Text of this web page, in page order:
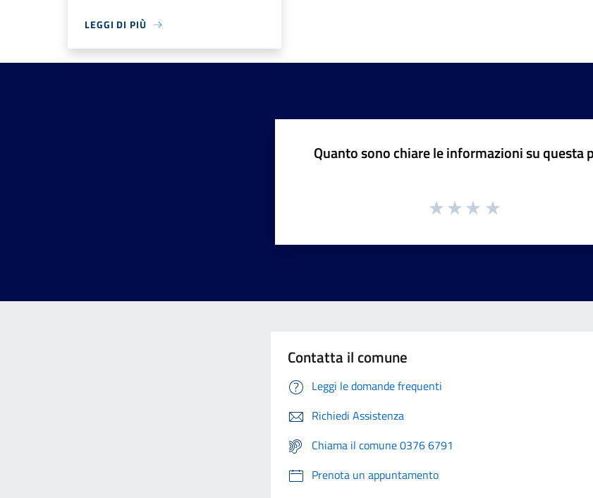
LEGGI DI PIÙ
Quanto sono chiare le informazioni su questa
Contatta il comune
Leggi le domande frequenti
Richiedi Assistenza
Chiama il comune 0376 6791
Prenota un appuntamento